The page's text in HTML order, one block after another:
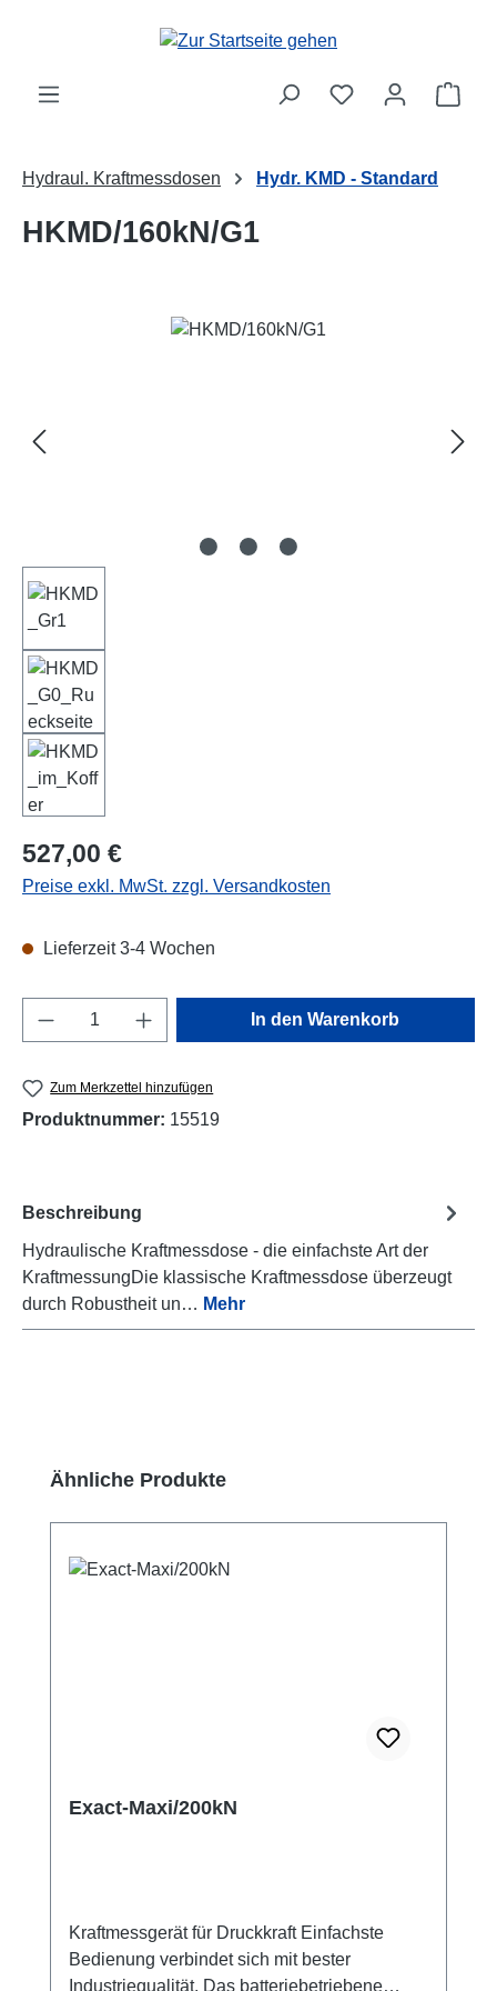
Zum Hauptinhalt springen
Hydraul. Kraftmessdosen Hydr. KMD - Standard
HKMD/160kN/G1
Bildergalerie überspringen
Regulärer Preis:
527,00 €
Preise exkl. MwSt. zzgl. Versandkosten
Lieferzeit 3-4 Wochen
Produkt Anzahl: Gib den gewünschten
In den Warenkorb
Zum Merkzettel hinzufügen
Produktnummer: 15519
Beschreibung
Hydraulische Kraftmessdose - die einfachste Art der
KraftmessungDie klassische Kraftmessdose überzeugt
durch Robustheit un… Mehr
Produktgalerie überspringen
Ähnliche Produkte
Exact-Maxi/200kN
Kraftmessgerät für Druckkraft Einfachste
Bedienung verbindet sich mit bester
Industriequalität. Das batteriebetriebene